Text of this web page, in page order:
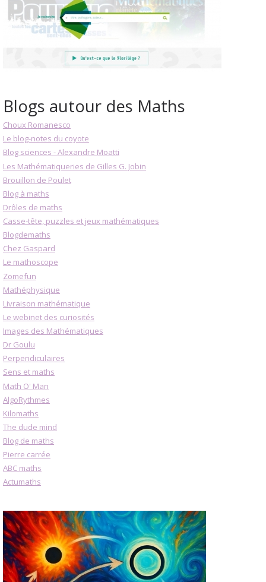
Blogs autour des Maths
Choux Romanesco
Le blog-notes du coyote
Blog sciences - Alexandre Moatti
Les Mathématiqueries de Gilles G. Jobin
Brouillon de Poulet
Blog à maths
Drôles de maths
Casse-tête, puzzles et jeux mathématiques
Blogdemaths
Chez Gaspard
Le mathoscope
Zomefun
Mathéphysique
Livraison mathématique
Le webinet des curiosités
Images des Mathématiques
Dr Goulu
Perpendiculaires
Sens et maths
Math O' Man
AlgoRythmes
Kilomaths
The dude mind
Blog de maths
Pierre carrée
ABC maths
Actumaths